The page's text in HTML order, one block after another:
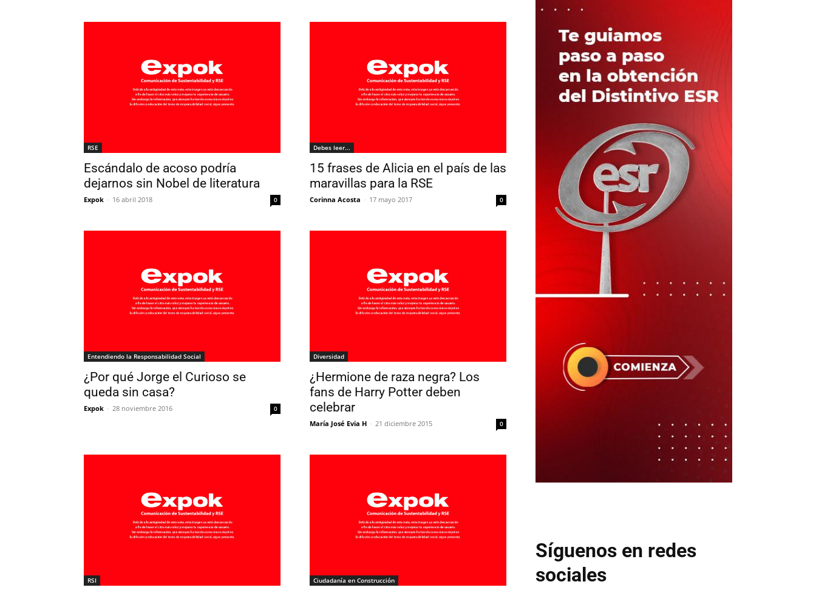
RSE
Escándalo de acoso podría
dejarnos sin Nobel de literatura
Expok - 16 abril 2018 0
Debes leer...
15 frases de Alicia en el país de las
maravillas para la RSE
Corinna Acosta - 17 mayo 2017 0
Entendiendo la Responsabilidad Social
¿Por qué Jorge el Curioso se
queda sin casa?
Expok - 28 noviembre 2016 0
Diversidad
¿Hermione de raza negra? Los
fans de Harry Potter deben
celebrar
María José Evia H - 21 diciembre 2015 0
RSI Ciudadanía en Construcción
Síguenos en redes
sociales